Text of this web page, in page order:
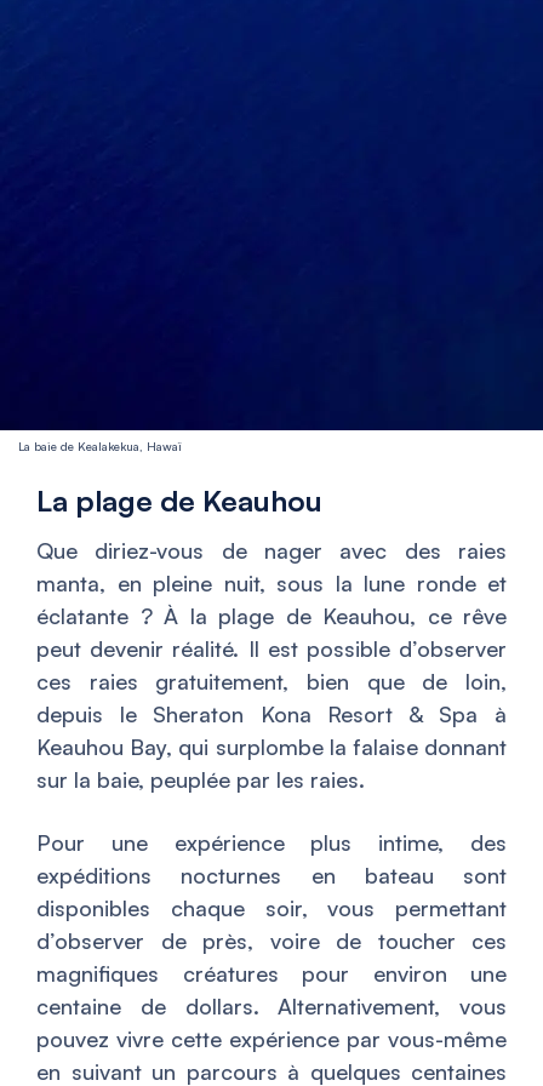
La baie de Kealakekua, Hawaï
La plage de Keauhou
Que diriez-vous de nager avec des raies
manta, en pleine nuit, sous la lune ronde et
éclatante ? À la plage de Keauhou, ce rêve
peut devenir réalité. Il est possible d’observer
ces raies gratuitement, bien que de loin,
depuis le Sheraton Kona Resort & Spa à
Keauhou Bay, qui surplombe la falaise donnant
sur la baie, peuplée par les raies.
Pour une expérience plus intime, des
expéditions nocturnes en bateau sont
disponibles chaque soir, vous permettant
d’observer de près, voire de toucher ces
magnifiques créatures pour environ une
centaine de dollars. Alternativement, vous
pouvez vivre cette expérience par vous-même
en suivant un parcours à quelques centaines